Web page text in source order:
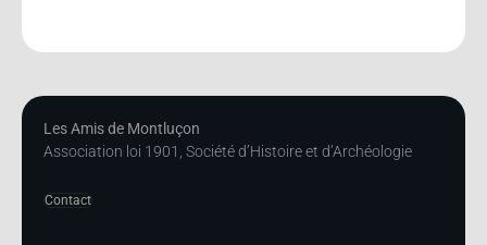
Les Amis de Montluçon
Association loi 1901, Société d’Histoire et d’Archéologie
Contact